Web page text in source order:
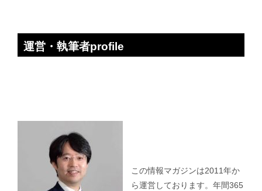
運営・執筆者profile
この情報マガジンは2011年か
ら運営しております。年間365